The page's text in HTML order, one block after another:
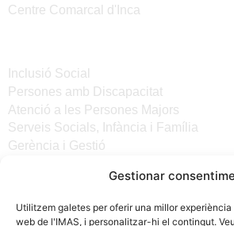
Gestionar
Utilitzem galetes per oferir una millor
web de l'IMAS, i personalitzar-hi el contingut.
Centre Comarcal d'Inca
Inclusió Social
Persones amb Discapacitat
Atenció a les Persones Majors
Serveis Socials, Infància i Família
Gerència i Gestió
Altres enllaços
Notícies